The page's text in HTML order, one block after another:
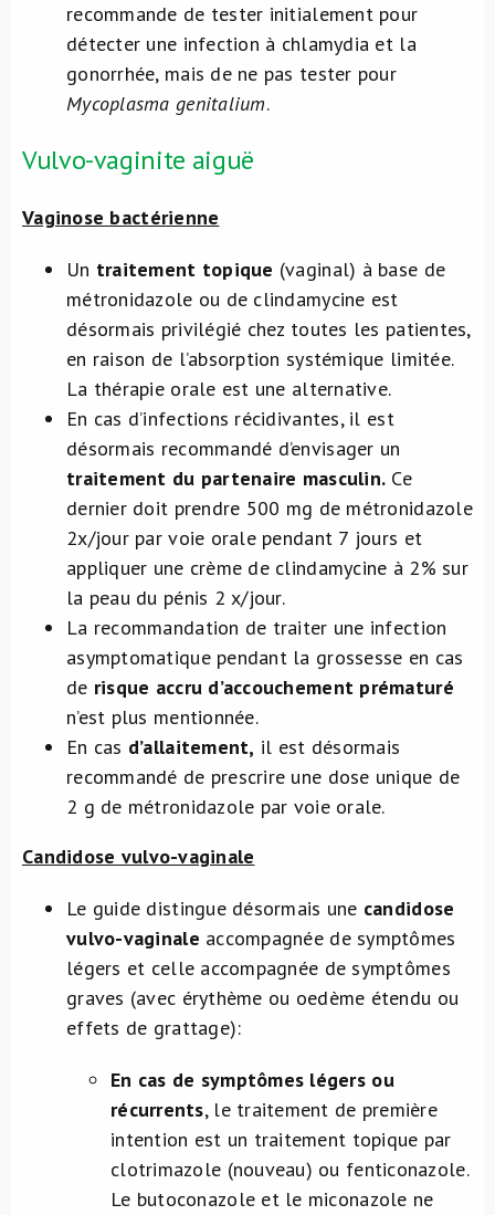
recommande de tester initialement pour
détecter une infection à chlamydia et la
gonorrhée, mais de ne pas tester pour
Mycoplasma genitalium.
Vulvo-vaginite aiguë
Vaginose bactérienne
Un traitement topique (vaginal) à base de
métronidazole ou de clindamycine est
désormais privilégié chez toutes les patientes,
en raison de l’absorption systémique limitée.
La thérapie orale est une alternative.
En cas d’infections récidivantes, il est
désormais recommandé d’envisager un
traitement du partenaire masculin. Ce
dernier doit prendre 500 mg de métronidazole
2x/jour par voie orale pendant 7 jours et
appliquer une crème de clindamycine à 2% sur
la peau du pénis 2 x/jour.
La recommandation de traiter une infection
asymptomatique pendant la grossesse en cas
de risque accru d’accouchement prématuré
n’est plus mentionnée.
En cas d’allaitement, il est désormais
recommandé de prescrire une dose unique de
2 g de métronidazole par voie orale.
Candidose vulvo-vaginale
Le guide distingue désormais une candidose
vulvo-vaginale accompagnée de symptômes
légers et celle accompagnée de symptômes
graves (avec érythème ou oedème étendu ou
effets de grattage):
En cas de symptômes légers ou
récurrents, le traitement de première
intention est un traitement topique par
clotrimazole (nouveau) ou fenticonazole.
Le butoconazole et le miconazole ne